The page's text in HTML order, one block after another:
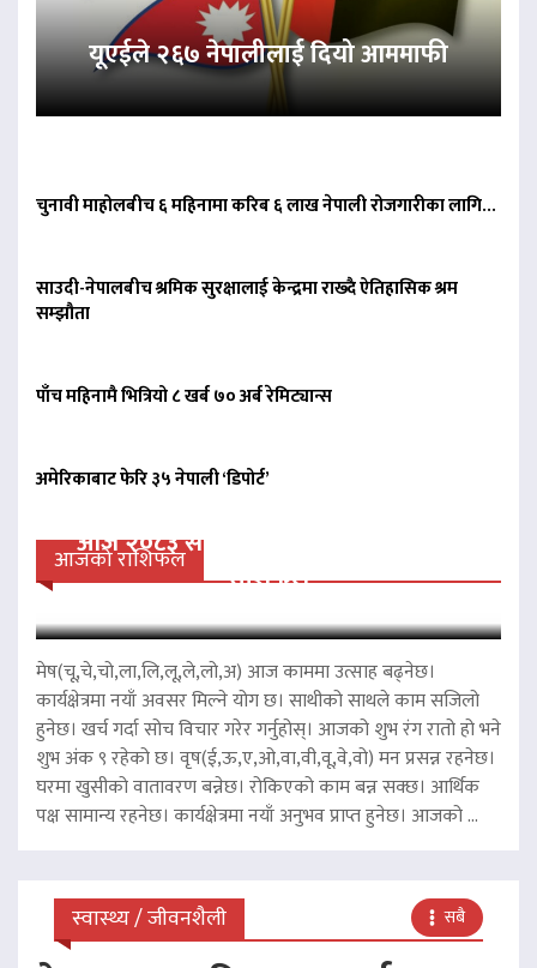
यूएईले २६७ नेपालीलाई दियो आममाफी
चुनावी माहोलबीच ६ महिनामा करिब ६ लाख नेपाली रोजगारीका लागि…
साउदी-नेपालबीच श्रमिक सुरक्षालाई केन्द्रमा राख्दै ऐतिहासिक श्रम
सम्झौता
पाँच महिनामै भित्रियो ८ खर्ब ७० अर्ब रेमिट्यान्स
अमेरिकाबाट फेरि ३५ नेपाली ‘डिपोर्ट’
आजको राशिफल
आज २०८३ साल साउन २२ गते शुक्रवारको
राशिफल
मेष(चू,चे,चो,ला,लि,लू,ले,लो,अ) आज काममा उत्साह बढ्नेछ।
कार्यक्षेत्रमा नयाँ अवसर मिल्ने योग छ। साथीको साथले काम सजिलो
हुनेछ। खर्च गर्दा सोच विचार गरेर गर्नुहोस्। आजको शुभ रंग रातो हो भने
शुभ अंक ९ रहेको छ। वृष(ई,ऊ,ए,ओ,वा,वी,वू,वे,वो) मन प्रसन्न रहनेछ।
घरमा खुसीको वातावरण बन्नेछ। रोकिएको काम बन्न सक्छ। आर्थिक
पक्ष सामान्य रहनेछ। कार्यक्षेत्रमा नयाँ अनुभव प्राप्त हुनेछ। आजको ...
स्वास्थ्य / जीवनशैली सबै